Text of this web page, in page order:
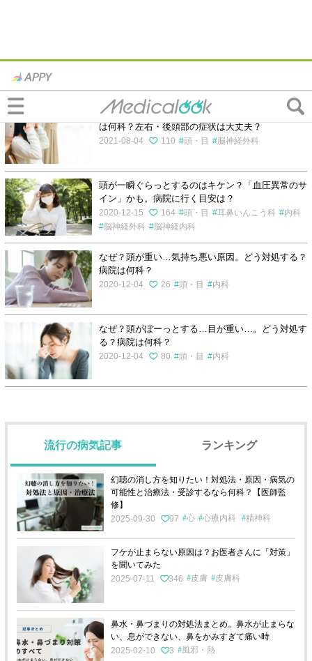
頭が重いの記事一覧
何これ？頭がしびれる感じ…原因はストレス？病院
は何科？左右・後頭部の症状は大丈夫？
2021-08-04 110 頭・目 脳神経外科
頭が一瞬ぐらっとするのはキケン？「血圧異常のサ
イン」かも。病院に行く目安は？
2020-12-15 164 頭・目 耳鼻いんこう科
内科
脳神経外科
脳神経内科
なぜ？頭が重い…気持ち悪い原因。どう対処する？
病院は何科？
2020-12-04 26 頭・目 内科
なぜ？頭がぼーっとする…目が重い…。どう対処す
る？病院は何科？
2020-12-04 80 頭・目 内科
流行の病気記事 ランキング
幻聴の消し方を知りたい！対処法・原因・病気の
可能性と治療法・受診するなら何科？【医師監
修】
2025-09-30
97 心 心療内科 精神科
フケが止まらない原因は？お医者さんに「対策」
を聞いてみた
2025-07-11
346 皮膚 皮膚科
鼻水・鼻づまりの対処法まとめ。鼻水が止まらな
い、息ができない、鼻をかみすぎて痛い時
2025-02-10
3 風邪・熱